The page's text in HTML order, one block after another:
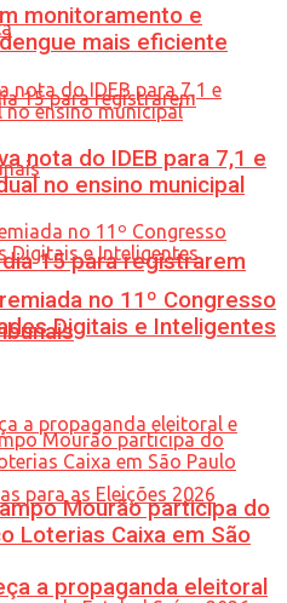
15 para registrarem
a propaganda eleitoral
monitoramento e
mais eficiente
nota do IDEB para 7,1 e
no ensino municipal
no 11º Congresso
Digitais e Inteligentes
Mourão participa do
Loterias Caixa em São